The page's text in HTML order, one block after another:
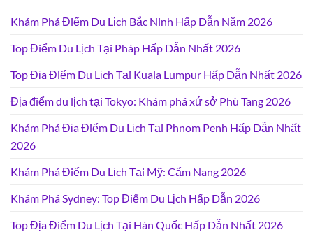
Khám Phá Điểm Du Lịch Bắc Ninh Hấp Dẫn Năm 2026
Top Điểm Du Lịch Tại Pháp Hấp Dẫn Nhất 2026
Top Địa Điểm Du Lịch Tại Kuala Lumpur Hấp Dẫn Nhất 2026
Địa điểm du lịch tại Tokyo: Khám phá xứ sở Phù Tang 2026
Khám Phá Địa Điểm Du Lịch Tại Phnom Penh Hấp Dẫn Nhất
2026
Khám Phá Điểm Du Lịch Tại Mỹ: Cẩm Nang 2026
Khám Phá Sydney: Top Điểm Du Lịch Hấp Dẫn 2026
Top Địa Điểm Du Lịch Tại Hàn Quốc Hấp Dẫn Nhất 2026